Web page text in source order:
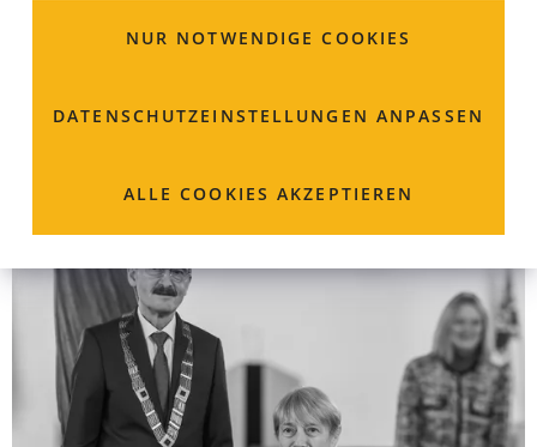
NUR NOTWENDIGE COOKIES
DATENSCHUTZ­EINSTELLUNGEN ANPASSEN
ALLE COOKIES AKZEPTIEREN
Die Vorsitzende des Städtepartnerschaftsvereins Maria
Verein. Oberbürgermeister Dominik Sauerteig und